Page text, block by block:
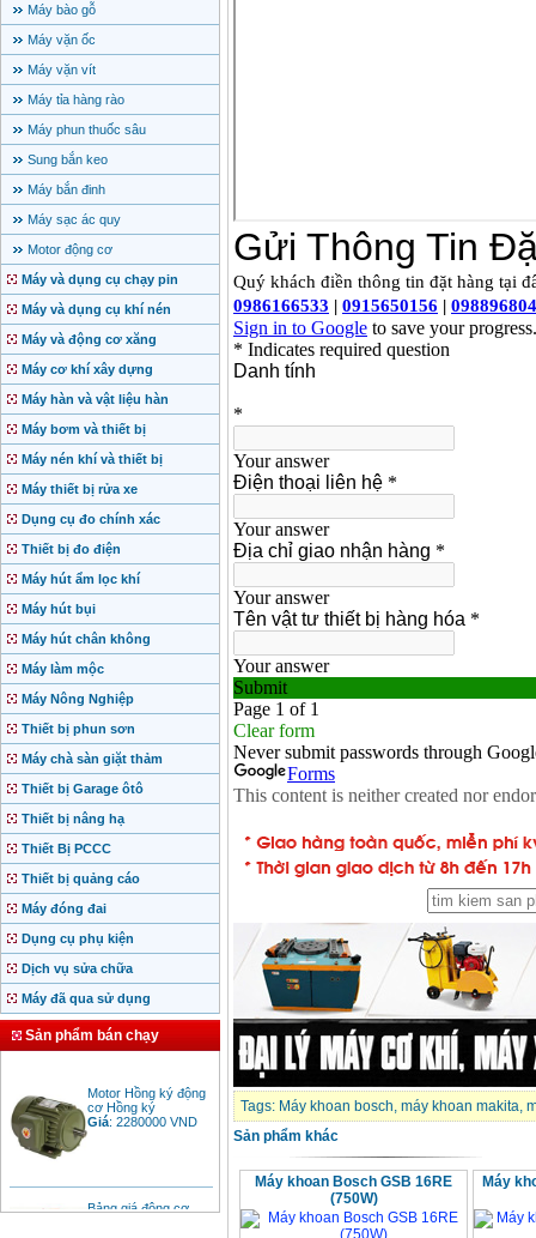
Máy bào gỗ
Máy vặn ốc
Máy vặn vít
Máy tỉa hàng rào
Máy phun thuốc sâu
Sung bắn keo
Máy bắn đinh
Máy sạc ác quy
Motor động cơ
Máy và dụng cụ chạy pin
Máy và dụng cụ khí nén
Máy và động cơ xăng
Máy cơ khí xây dựng
Máy hàn và vật liệu hàn
Máy bơm và thiết bị
Máy nén khí và thiết bị
Máy thiết bị rửa xe
Dụng cụ đo chính xác
Thiết bị đo điện
Máy hút ẩm lọc khí
Máy hút bụi
Máy hút chân không
Máy làm mộc
Máy Nông Nghiệp
Thiết bị phun sơn
Máy chà sàn giặt thảm
Thiết bị Garage ôtô
Thiết bị nâng hạ
Thiết Bị PCCC
Thiết bị quảng cáo
Máy đóng đai
Dụng cụ phụ kiện
Dịch vụ sửa chữa
Máy đã qua sử dụng
Sản phẩm bán chạy
cơ Hồng ký
Giá:2280000
diesel đầu nổ diesel
Tags: Máy khoan bosch, máy khoan makita,
Sản phẩm khác
Máy khoan Bosch GSB 16RE
(750W)
Máy